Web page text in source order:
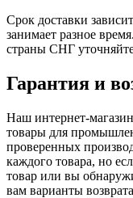
Срок доставки
занимает разное время.
страны СНГ
Гарантия и
Наш интернет-
товары для
проверенных
каждого товара, но
товар или вы
вам варианты